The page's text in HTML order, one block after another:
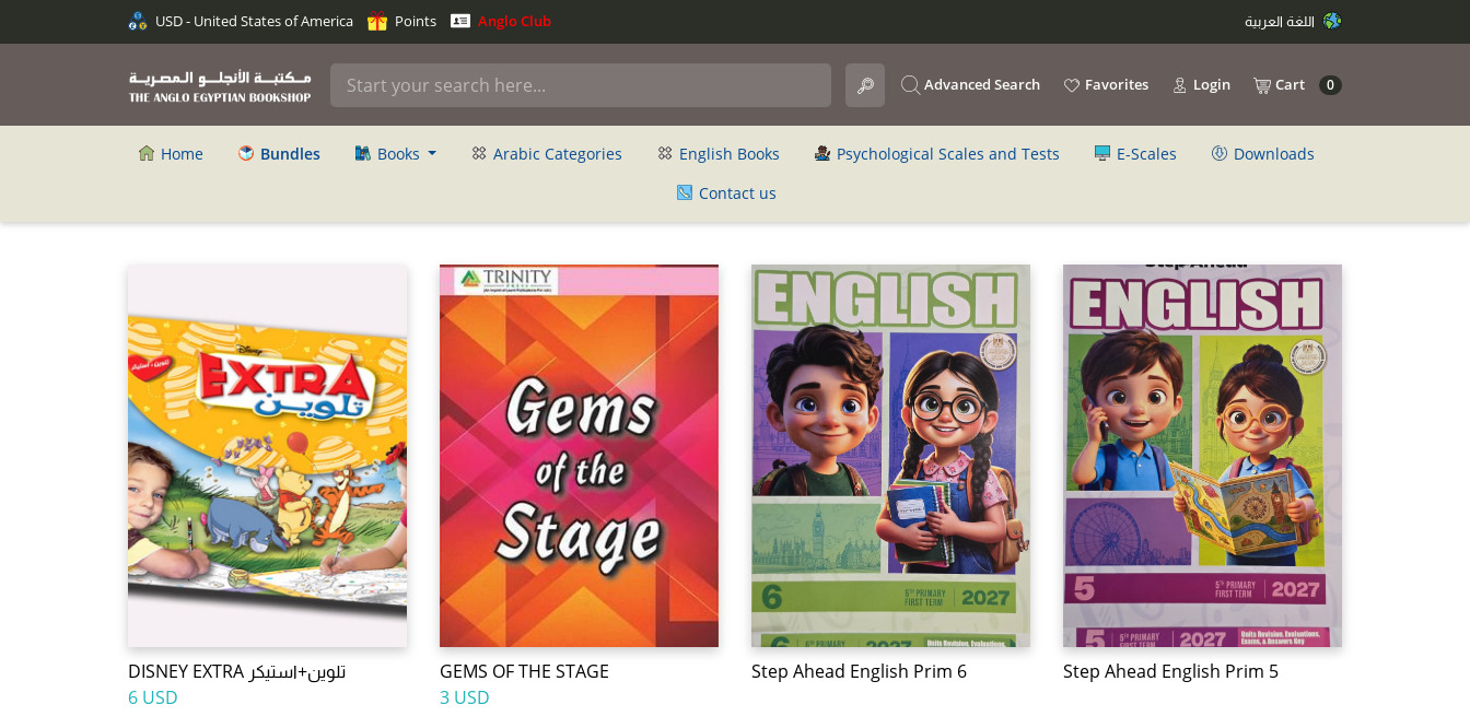
USD - United States of America Points Anglo Club
Advanced Search Favorites Login Cart 0
Home Bundles Books Arabic Categories English Books Psychological Scales and Tests E-Scales
Downloads
Contact us
DISNEY EXTRA تلوين+استيكر
6 USD
GEMS OF THE STAGE
3 USD
Step Ahead English Prim 6 Step Ahead English Prim 5